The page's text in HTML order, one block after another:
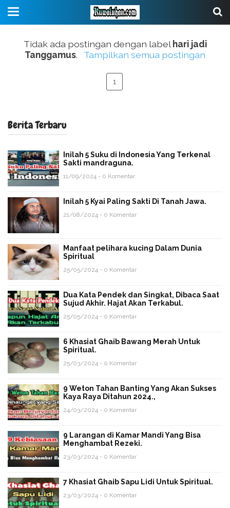
Tidak ada postingan dengan label hari jadi
Tanggamus. Tampilkan semua postingan
1
Berita Terbaru
Inilah 5 Suku di Indonesia Yang Terkenal
Sakti mandraguna.
11/09/2024 - 0 Komentar
Inilah 5 Kyai Paling Sakti Di Tanah Jawa.
21/08/2024 - 0 Komentar
Manfaat pelihara kucing Dalam Dunia
Spiritual
25/05/2024 - 0 Komentar
Dua Kata Pendek dan Singkat, Dibaca Saat
Sujud Akhir. Hajat Akan Terkabul.
25/05/2024 - 0 Komentar
6 Khasiat Ghaib Bawang Merah Untuk
Spiritual.
25/03/2024 - 0 Komentar
9 Weton Tahan Banting Yang Akan Sukses
Kaya Raya Ditahun 2024.,
24/03/2024 - 0 Komentar
9 Larangan di Kamar Mandi Yang Bisa
Menghambat Rezeki.
23/03/2024 - 0 Komentar
7 Khasiat Ghaib Sapu Lidi Untuk Spiritual.
23/03/2024 - 0 Komentar